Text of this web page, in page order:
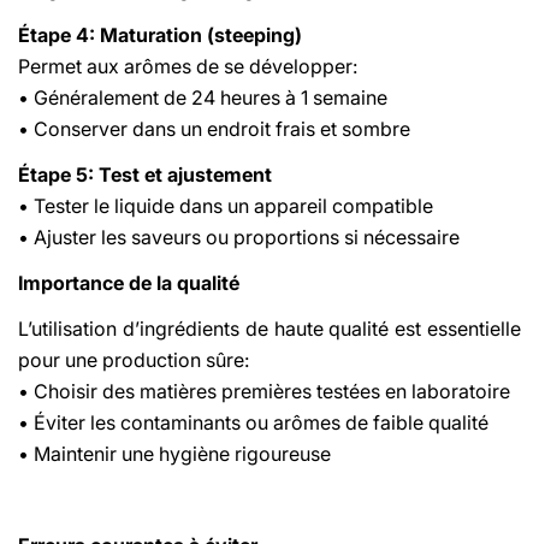
Étape 4: Maturation (steeping)
Permet aux arômes de se développer:
• Généralement de 24 heures à 1 semaine
• Conserver dans un endroit frais et sombre
Étape 5: Test et ajustement
• Tester le liquide dans un appareil compatible
• Ajuster les saveurs ou proportions si nécessaire
Importance de la qualité
L’utilisation d’ingrédients de haute qualité est essentielle
pour une production sûre:
• Choisir des matières premières testées en laboratoire
• Éviter les contaminants ou arômes de faible qualité
• Maintenir une hygiène rigoureuse